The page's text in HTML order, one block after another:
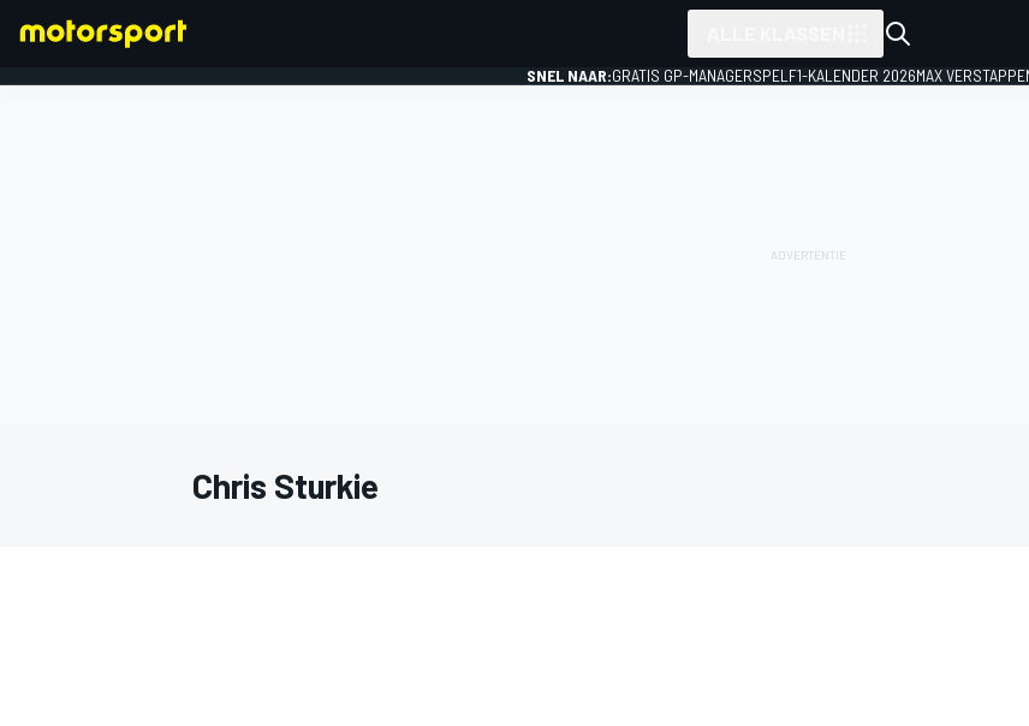
SNEL NAAR:GRATIS GP-MANAGERSPEL F1-KALENDER 2026MAX
Chris Sturkie